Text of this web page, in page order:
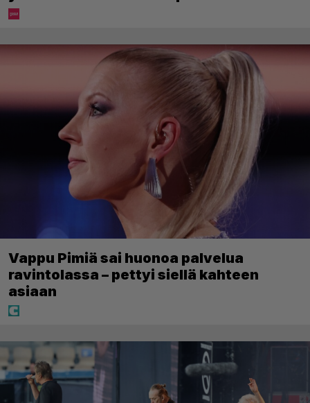
Vappu Pimiä sai huonoa palvelua
ravintolassa – pettyi siellä kahteen
asiaan